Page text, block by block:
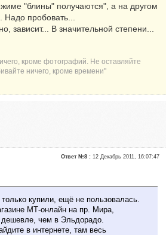
"блины" получаются", а на другом
пробовать...
зависит... В значительной степени...
кроме фотографий. Не оставляйте
ничего, кроме времени"
Ответ №8 :12 Декабрь 2011, 16:07:47
купили, ещё не пользовалась.
МТ-онлайн на пр. Мира,
чем в Эльдорадо.
в интернете, там весь